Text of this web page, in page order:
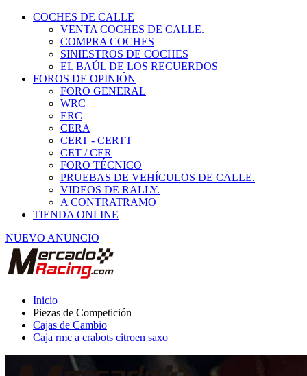
COCHES DE CALLE
VENTA COCHES DE CALLE.
COMPRA COCHES
SINIESTROS DE COCHES
EL BAÚL DE LOS RECUERDOS
FOROS DE OPINIÓN
FORO GENERAL
WRC
ERC
CERA
CERT - CERTT
CET / CER
FORO TÉCNICO
PRUEBAS DE VEHÍCULOS DE CALLE.
VIDEOS DE RALLY.
A CONTRATRAMO
TIENDA ONLINE
NUEVO ANUNCIO
Inicio
Piezas de Competición
Cajas de Cambio
Caja rmc a crabots citroen saxo